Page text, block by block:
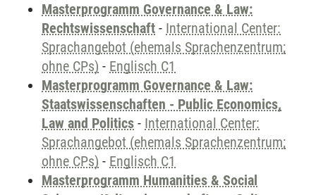
Masterprogramm Governance & Law:
Rechtswissenschaft - International Center:
Sprachangebot (ehemals Sprachenzentrum;
ohne CPs) - Englisch C1
Masterprogramm Governance & Law:
Staatswissenschaften - Public Economics,
Law and Politics - International Center:
Sprachangebot (ehemals Sprachenzentrum;
ohne CPs) - Englisch C1
Masterprogramm Humanities & Social